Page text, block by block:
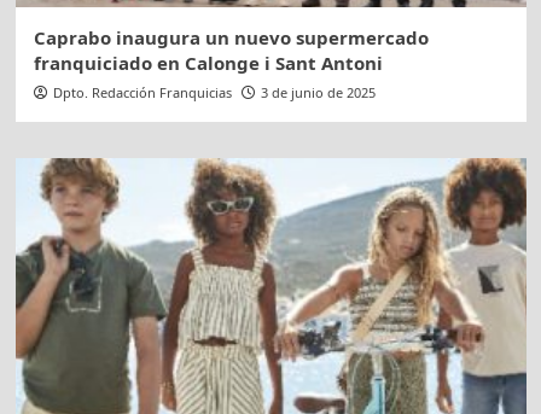
Caprabo inaugura un nuevo supermercado
franquiciado en Calonge i Sant Antoni
Dpto. Redacción Franquicias 3 de junio de 2025